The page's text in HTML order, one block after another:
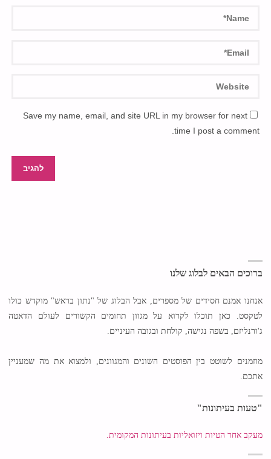
Save my name, email, and site URL in my browser for next
time I post a comment.
ברוכים הבאים לבלוג שלנו
אנחנו אמנם חסידים של מספרים, אבל הבלוג של "נתון בראש" מוקדש כולו
לטקסט. כאן תוכלו לקרוא על מגוון תחומים הקשורים לעולם הדאטה
ג'ורנליזם, בשפה נגישה, קולחת ובגובה העיניים.
מוזמנים לשוטט בין הפוסטים השונים והמגוונים, ולמצוא את מה שמעניין
אתכם.
"טעות בעיתונות"
מעקב אחר הטיות ויזואליות בעיתונות המקומית.